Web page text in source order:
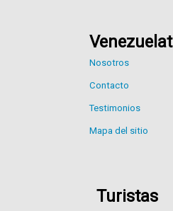
Nosotros
Contacto
Testimonios
Mapa del sitio
Turistas